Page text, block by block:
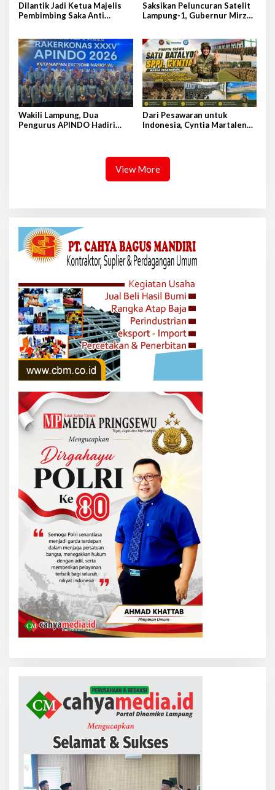
Dilantik Jadi Ketua Majelis
Pembimbing Saka Anti
Pramuka Garda P4GN
Saksikan Peluncuran Satelit
Lampung-1, Gubernur Mirza
Wakili Lampung, Dua
Pengurus APINDO Hadiri
Dari Pesawaran untuk
Indonesia, Cyntia Martalena
View More